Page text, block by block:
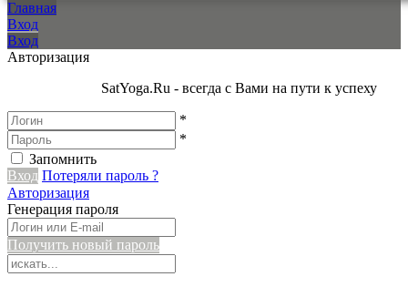
Главная
Вход
Вход
Авторизация
SatYoga.Ru - всегда с Вами на пути к успеху
*
*
Запомнить
Вход Потеряли пароль ?
Авторизация
Генерация пароля
Получить новый пароль